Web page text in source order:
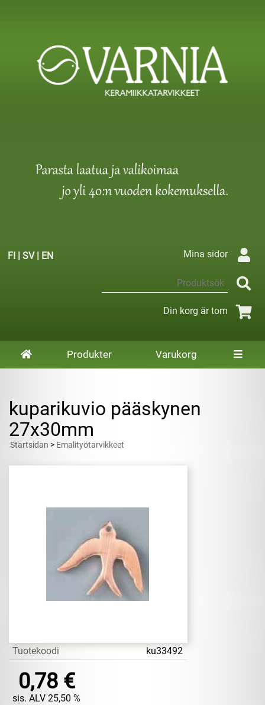
FI | SV| EN Mina sidor
Din korg är tom
Produkter Varukorg
kuparikuvio pääskynen
27x30mm
Startsidan > Emalityötarvikkeet
Tuotekoodi ku33492
0,78 €
sis. ALV 25,50 %